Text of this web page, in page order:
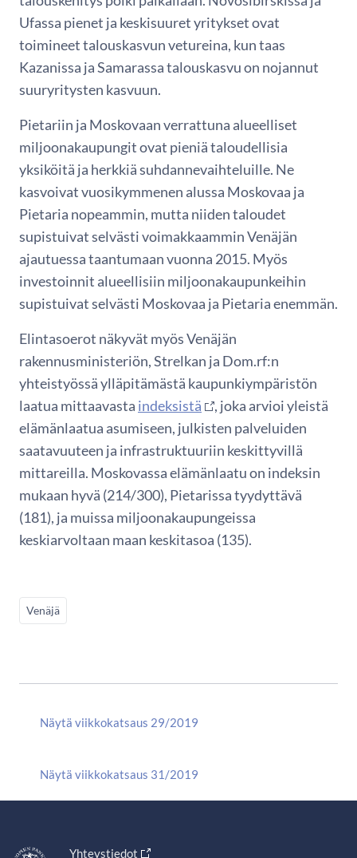
Ufassa pienet ja keskisuuret yritykset ovat
toimineet talouskasvun vetureina, kun taas
Kazanissa ja Samarassa talouskasvu on nojannut
suuryritysten kasvuun.
Pietariin ja Moskovaan verrattuna alueelliset
miljoonakaupungit ovat pieniä taloudellisia
yksiköitä ja herkkiä suhdannevaihteluille. Ne
kasvoivat vuosikymmenen alussa Moskovaa ja
Pietaria nopeammin, mutta niiden taloudet
supistuivat selvästi voimakkaammin Venäjän
ajautuessa taantumaan vuonna 2015. Myös
investoinnit alueellisiin miljoonakaupunkeihin
supistuivat selvästi Moskovaa ja Pietaria enemmän.
Elintasoerot näkyvät myös Venäjän
rakennusministeriön, Strelkan ja Dom.rf:n
yhteistyössä ylläpitämästä kaupunkiympäristön
laatua mittaavasta indeksistä
, joka arvioi yleistä
elämänlaatua asumiseen, julkisten palveluiden
saatavuuteen ja infrastruktuuriin keskittyvillä
mittareilla. Moskovassa elämänlaatu on indeksin
mukaan hyvä (214/300), Pietarissa tyydyttävä
(181), ja muissa miljoonakaupungeissa
keskiarvoltaan maan keskitasoa (135).
Venäjä
Näytä viikkokatsaus 29/2019
Näytä viikkokatsaus 31/2019
Yhteystiedot